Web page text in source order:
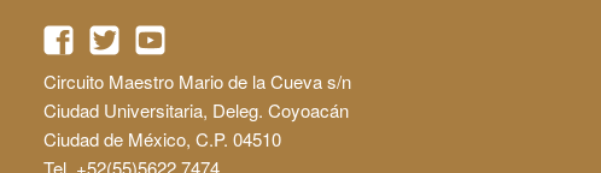
Circuito Maestro Mario de la Cueva s/n
Ciudad Universitaria, Deleg. Coyoacán
Ciudad de México, C.P. 04510
Tel. +52(55)5622 7474